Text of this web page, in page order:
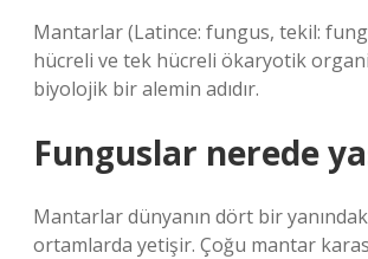
Mantarlar (Latince: fungus, tekil:
hücreli ve tek hücreli ökaryotik
biyolojik bir alemin adıdır.
Funguslar nerede
Mantarlar dünyanın dört bir
ortamlarda yetişir. Çoğu mantar